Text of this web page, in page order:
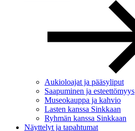
Aukioloajat ja pääsyliput
Saapuminen ja esteettömyys
Museokauppa ja kahvio
Lasten kanssa Sinkkaan
Ryhmän kanssa Sinkkaan
Näyttelyt ja tapahtumat